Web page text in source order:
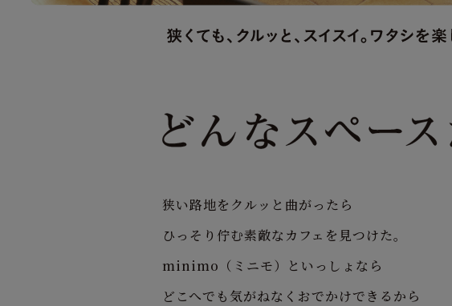
狭い路地をクルッと曲がったら
ひっそり佇む素敵なカフェを見つけた。
minimo（ミニモ）といっしょなら
どこへでも気がねなくおでかけできるから